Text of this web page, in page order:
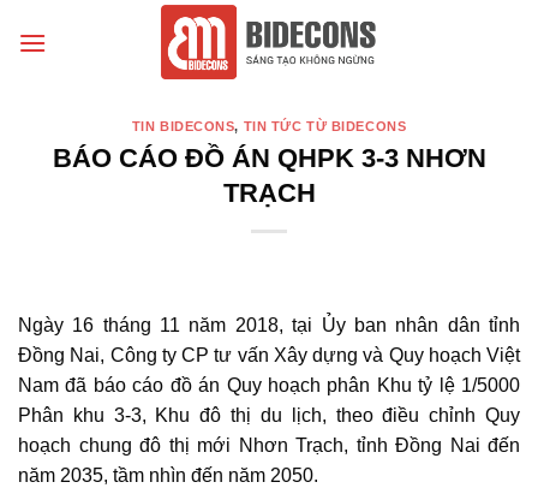
đến
TIN BIDECONS, TIN TỨC TỪ BIDECONS
BÁO CÁO ĐỒ ÁN QHPK 3-3 NHƠN
TRẠCH
Ngày 16 tháng 11 năm 2018, tại Ủy ban nhân dân tỉnh
Đồng Nai, Công ty CP tư vấn Xây dựng và Quy hoạch Việt
Nam đã báo cáo đồ án Quy hoạch phân Khu tỷ lệ 1/5000
Phân khu 3-3, Khu đô thị du lịch, theo điều chỉnh Quy
hoạch chung đô thị mới Nhơn Trạch, tỉnh Đồng Nai đến
năm 2035, tầm nhìn đến năm 2050.